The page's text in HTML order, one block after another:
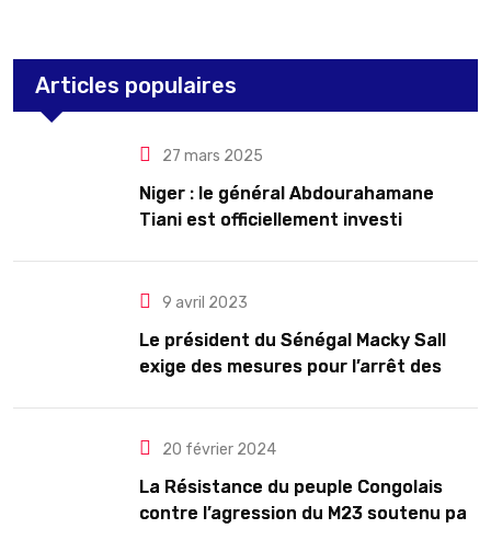
Articles populaires
27 mars 2025
Niger : le général Abdourahamane
Tiani est officiellement investi
9 avril 2023
Le président du Sénégal Macky Sall
exige des mesures pour l’arrêt des
20 février 2024
La Résistance du peuple Congolais
contre l’agression du M23 soutenu par